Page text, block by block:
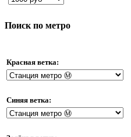
Поиск по метро
Красная ветка:
Синяя ветка: